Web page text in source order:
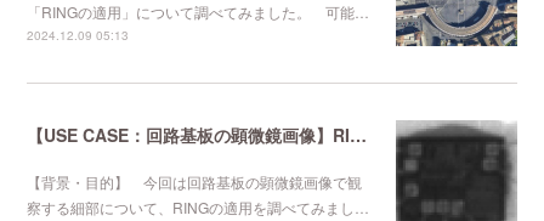
「RINGの適用」について調べてみました。 可能…
2024.12.09 05:13
【USE CASE：回路基板の顕微鏡画像】RINGの適用
【背景・目的】 今回は回路基板の顕微鏡画像で観
察する細部について、RINGの適用を調べてみまし…